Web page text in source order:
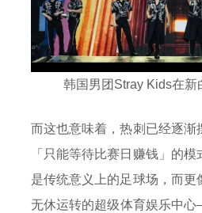
韩国男团Stray Kids在
而这也意味着，热刺已经逐渐
「只能等待比赛日赚钱」的
是传统意义上的足球场，而更
无休运转的超级体育娱乐中